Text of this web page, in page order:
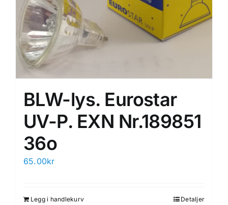
BLW-lys. Eurostar
UV-P. EXN Nr.189851
36o
65.00kr
Legg i handlekurv Detaljer